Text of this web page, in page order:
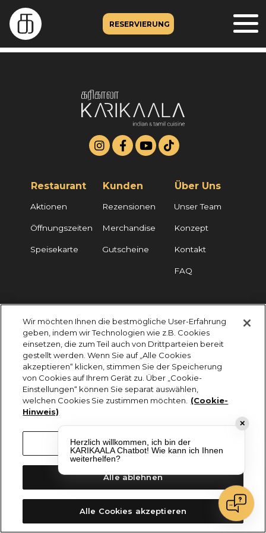
RESERVIERUNG
Restaurant
Aktionen
Öffnungszeiten
Speisekarte
Kunden
Rezensionen
Merchandise
Gutscheine
Über Uns
Unser Team
Konzept
Kontakt
FAQ
KARIKAALA ©2026 - Saily Food Service GmbH
Alle Rechte vorbehalten
✕
Herzlich willkommen, ich bin der
KARIKAALA Chatbot! Wie kann ich Ihnen
weiterhelfen?
Wir möchten Ihnen die bestmögliche User-Erfahrung
geben, indem wir Technologien wie z.B. Cookies
einsetzen, die zum Teil auch von Drittparteien bereit
gestellt werden. Wenn Sie auf „Alle Cookies
akzeptieren“ klicken, stimmen Sie der Speicherung
von Cookies auf Ihrem Gerät zu. Über „Cookie-
Einstellungen“ können Sie separat auswählen,
welchen Cookies Sie zustimmen möchten.
(Cookie-
Hinweis)
Cookie-Einstellungen
Alle ablehnen
Alle Cookies akzeptieren